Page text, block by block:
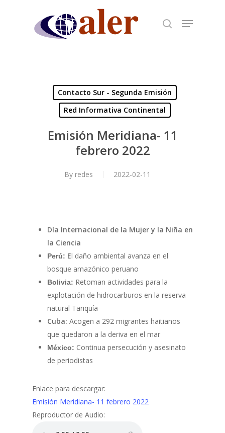
Contacto Sur - Segunda Emisión
Red Informativa Continental
Emisión Meridiana- 11
febrero 2022
By redes 2022-02-11
Día Internacional de la Mujer y la Niña en
la Ciencia
Perú: El daño ambiental avanza en el
bosque amazónico peruano
Bolivia: Retoman actividades para la
explotación de hidrocarburos en la reserva
natural Tariquía
Cuba: Acogen a 292 migrantes haitianos
que quedaron a la deriva en el mar
México: Continua persecución y asesinato
de periodistas
Enlace para descargar:
Emisión Meridiana- 11 febrero 2022
Reproductor de Audio: